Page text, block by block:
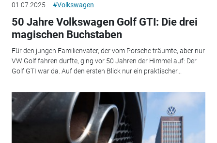
01.07.2025 #Volkswagen
50 Jahre Volkswagen Golf GTI: Die drei
magischen Buchstaben
Für den jungen Familienvater, der vom Porsche träumte, aber nur
VW Golf fahren durfte, ging vor 50 Jahren der Himmel auf: Der
Golf GTI war da. Auf den ersten Blick nur ein praktischer...